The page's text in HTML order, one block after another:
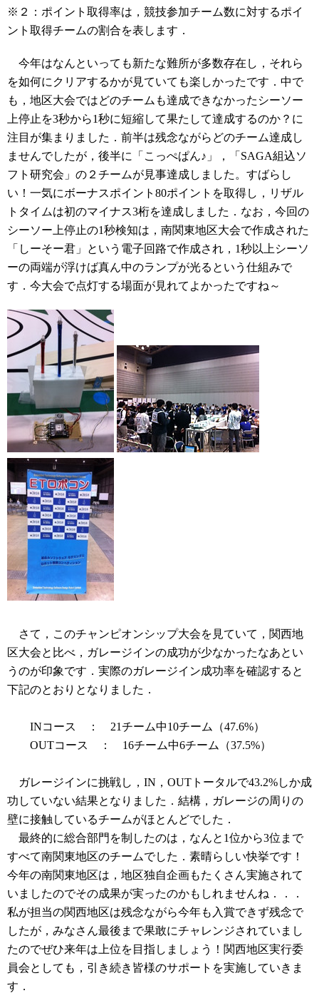
※２：ポイント取得率は，競技参加チーム数に対するポイ
ント取得チームの割合を表します．
今年はなんといっても新たな難所が多数存在し，それら
を如何にクリアするかが見ていても楽しかったです．中で
も，地区大会ではどのチームも達成できなかったシーソー
上停止を3秒から1秒に短縮して果たして達成するのか？に
注目が集まりました．前半は残念ながらどのチーム達成し
ませんでしたが，後半に「こっぺぱん♪」，「SAGA組込ソ
フト研究会」の２チームが見事達成しました。すばらし
い！一気にボーナスポイント80ポイントを取得し，リザル
トタイムは初のマイナス3桁を達成しました．なお，今回の
シーソー上停止の1秒検知は，南関東地区大会で作成された
「しーそー君」という電子回路で作成され，1秒以上シーソ
ーの両端が浮けば真ん中のランプが光るという仕組みで
す．今大会で点灯する場面が見れてよかったですね～
さて，このチャンピオンシップ大会を見ていて，関西地
区大会と比べ，ガレージインの成功が少なかったなあとい
うのが印象です．実際のガレージイン成功率を確認すると
下記のとおりとなりました．
INコース ： 21チーム中10チーム（47.6%）
OUTコース ： 16チーム中6チーム（37.5%）
ガレージインに挑戦し，IN，OUTトータルで43.2%しか成
功していない結果となりました．結構，ガレージの周りの
壁に接触しているチームがほとんどでした．
最終的に総合部門を制したのは，なんと1位から3位まで
すべて南関東地区のチームでした．素晴らしい快挙です！
今年の南関東地区は，地区独自企画もたくさん実施されて
いましたのでその成果が実ったのかもしれませんね．．．
私が担当の関西地区は残念ながら今年も入賞できず残念で
したが，みなさん最後まで果敢にチャレンジされていまし
たのでぜひ来年は上位を目指しましょう！関西地区実行委
員会としても，引き続き皆様のサポートを実施していきま
す．